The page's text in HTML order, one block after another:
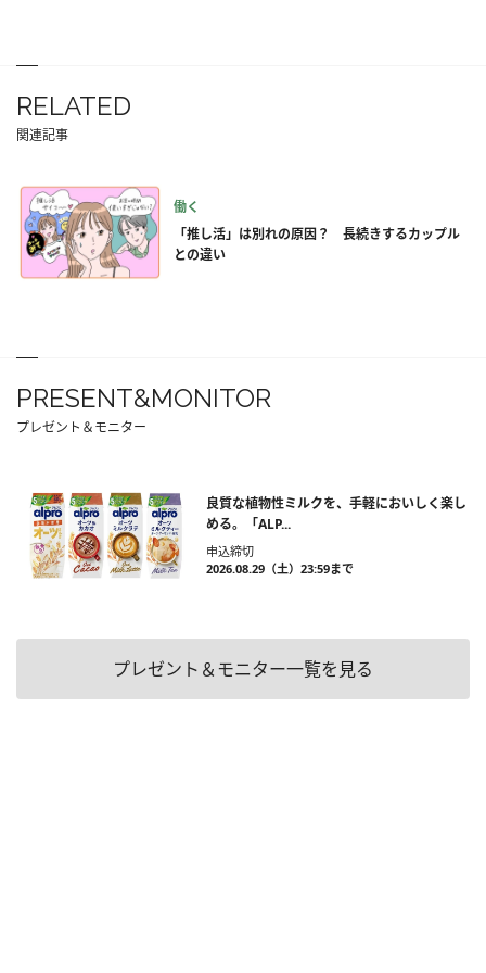
RELATED
関連記事
働く
「推し活」は別れの原因？ 長続きするカップル
との違い
PRESENT&MONITOR
プレゼント＆モニター
良質な植物性ミルクを、手軽においしく楽し
める。「ALP...
申込締切
2026.08.29（土）23:59まで
プレゼント＆モニター一覧を見る